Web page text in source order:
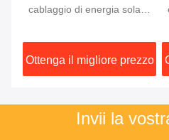
cablaggio di energia solare
ecocompatibili
Ottenga il migliore prezzo
Invii la